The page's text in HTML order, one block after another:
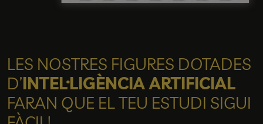
LES NOSTRES FIGURES DOTADES
D’INTEL·LIGÈNCIA ARTIFICIAL
FARAN QUE EL TEU ESTUDI SIGUI